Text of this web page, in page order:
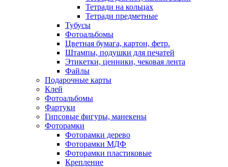
Тетради на кольцах
Тетради предметные
Тубусы
Фотоальбомы
Цветная бумага, картон, фетр.
Штампы, подушки для печатей
Этикетки, ценники, чековая лента
Файлы
Подарочные карты
Клей
Фотоальбомы
Фартуки
Гипсовые фигуры, манекены
Фоторамки
Фоторамки дерево
Фоторамки МДФ
Фоторамки пластиковые
Крепление